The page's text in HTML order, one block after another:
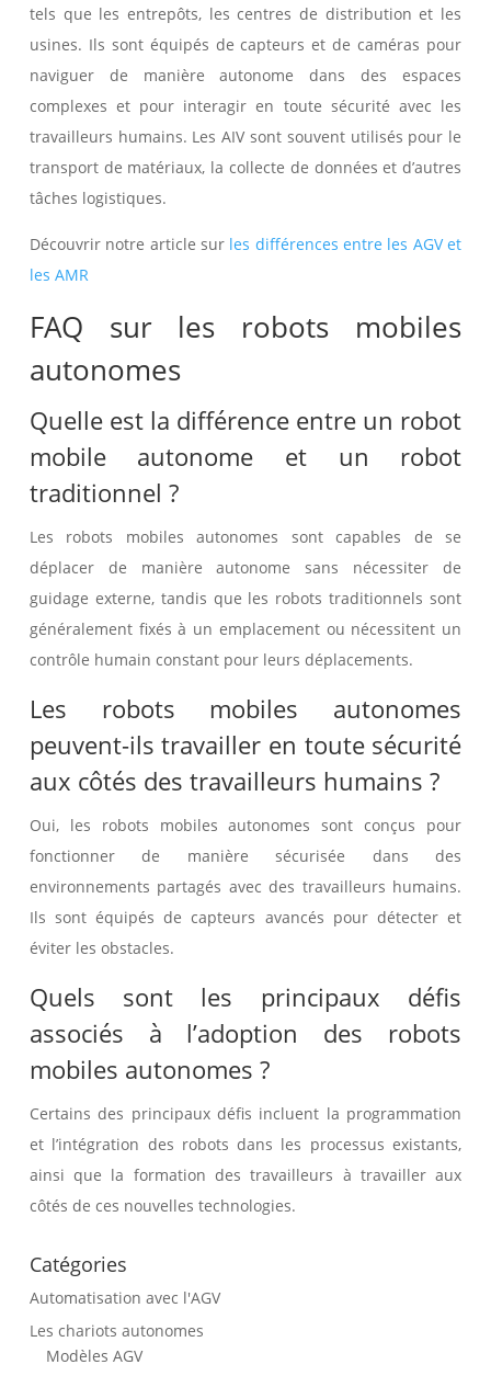
tels que les entrepôts, les centres de distribution et les
usines. Ils sont équipés de capteurs et de caméras pour
naviguer de manière autonome dans des espaces
complexes et pour interagir en toute sécurité avec les
travailleurs humains. Les AIV sont souvent utilisés pour le
transport de matériaux, la collecte de données et d’autres
tâches logistiques.
Découvrir notre article sur les différences entre les AGV et
les AMR
FAQ sur les robots mobiles
autonomes
Quelle est la différence entre un robot
mobile autonome et un robot
traditionnel ?
Les robots mobiles autonomes sont capables de se
déplacer de manière autonome sans nécessiter de
guidage externe, tandis que les robots traditionnels sont
généralement fixés à un emplacement ou nécessitent un
contrôle humain constant pour leurs déplacements.
Les robots mobiles autonomes
peuvent-ils travailler en toute sécurité
aux côtés des travailleurs humains ?
Oui, les robots mobiles autonomes sont conçus pour
fonctionner de manière sécurisée dans des
environnements partagés avec des travailleurs humains.
Ils sont équipés de capteurs avancés pour détecter et
éviter les obstacles.
Quels sont les principaux défis
associés à l’adoption des robots
mobiles autonomes ?
Certains des principaux défis incluent la programmation
et l’intégration des robots dans les processus existants,
ainsi que la formation des travailleurs à travailler aux
côtés de ces nouvelles technologies.
Catégories
Automatisation avec l'AGV
Les chariots autonomes
Modèles AGV